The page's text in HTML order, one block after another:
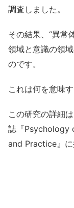
調査しました。
その結果、“異常
領域と意識の領
のです。
これは何を意味
この研究の詳細
誌『Psychology
and Practice』に